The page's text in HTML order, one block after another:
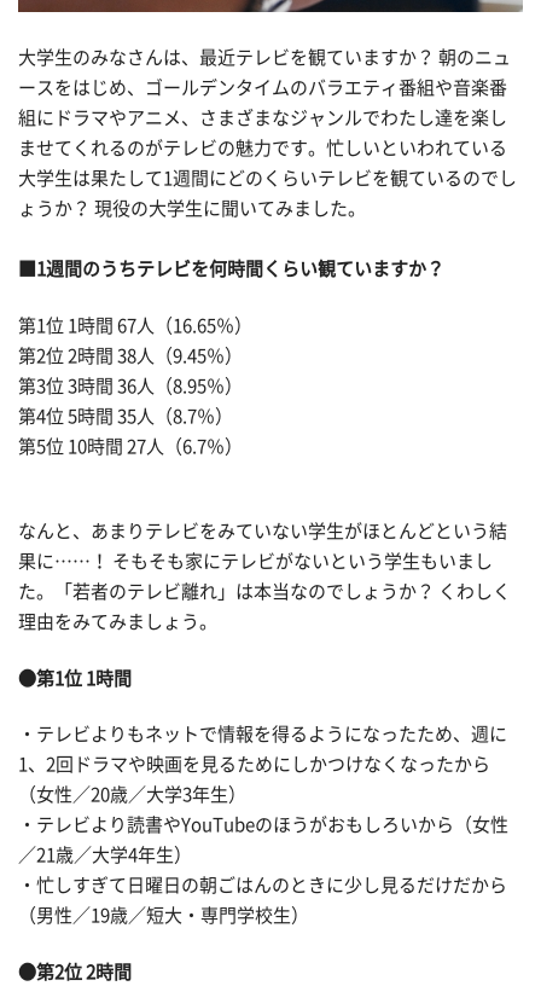
大学生のみなさんは、最近テレビを観ていますか？ 朝のニュ
ースをはじめ、ゴールデンタイムのバラエティ番組や音楽番
組にドラマやアニメ、さまざまなジャンルでわたし達を楽し
ませてくれるのがテレビの魅力です。忙しいといわれている
大学生は果たして1週間にどのくらいテレビを観ているのでし
ょうか？ 現役の大学生に聞いてみました。
■1週間のうちテレビを何時間くらい観ていますか？
第1位 1時間 67人（16.65％）
第2位 2時間 38人（9.45％）
第3位 3時間 36人（8.95％）
第4位 5時間 35人（8.7％）
第5位 10時間 27人（6.7％）
なんと、あまりテレビをみていない学生がほとんどという結
果に……！ そもそも家にテレビがないという学生もいまし
た。「若者のテレビ離れ」は本当なのでしょうか？ くわしく
理由をみてみましょう。
●第1位 1時間
・テレビよりもネットで情報を得るようになったため、週に
1、2回ドラマや映画を見るためにしかつけなくなったから
（女性／20歳／大学3年生）
・テレビより読書やYouTubeのほうがおもしろいから（女性
／21歳／大学4年生）
・忙しすぎて日曜日の朝ごはんのときに少し見るだけだから
（男性／19歳／短大・専門学校生）
●第2位 2時間